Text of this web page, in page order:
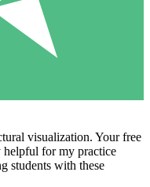
visualization. Your free
helpful for my practice
students with these